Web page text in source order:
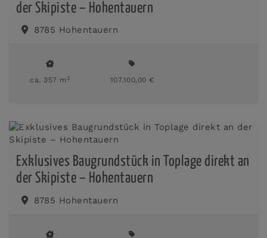
der Skipiste – Hohentauern
8785 Hohentauern
ca. 357 m2 107.100,00 €
Exklusives Baugrundstück in Toplage direkt an
der Skipiste – Hohentauern
8785 Hohentauern